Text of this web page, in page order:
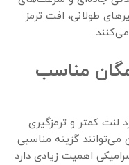
طولانی، افت ترمز
مناسب
لنت کمتر و ترمزگیری
می‌توانند گزینه مناسبی
اهمیت زیادی دارد